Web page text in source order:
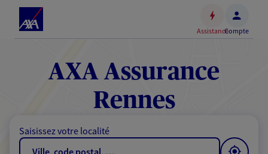
Accéder
contenu
principal
Accéder
au
de
AssistanceCompte
AXA Assurance
Rennes
Saisissez votre localité